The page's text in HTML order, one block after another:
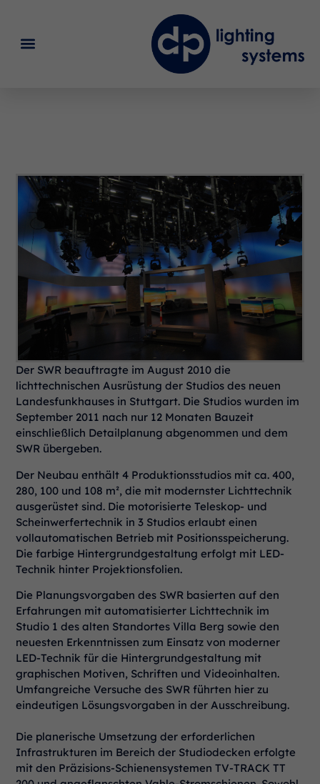
Der SWR beauftragte im August 2010 die
lichttechnischen Ausrüstung der Studios des neuen
Landesfunkhauses in Stuttgart. Die Studios wurden im
September 2011 nach nur 12 Monaten Bauzeit
einschließlich Detailplanung abgenommen und dem
SWR übergeben.
Der Neubau enthält 4 Produktionsstudios mit ca. 400,
280, 100 und 108 m², die mit modernster Lichttechnik
ausgerüstet sind. Die motorisierte Teleskop- und
Scheinwerfertechnik in 3 Studios erlaubt einen
vollautomatischen Betrieb mit Positionsspeicherung.
Die farbige Hintergrundgestaltung erfolgt mit LED-
Technik hinter Projektionsfolien.
Die Planungsvorgaben des SWR basierten auf den
Erfahrungen mit automatisierter Lichttechnik im
Studio 1 des alten Standortes Villa Berg sowie den
neuesten Erkenntnissen zum Einsatz von moderner
LED-Technik für die Hintergrundgestaltung mit
graphischen Motiven, Schriften und Videoinhalten.
Umfangreiche Versuche des SWR führten hier zu
eindeutigen Lösungsvorgaben in der Ausschreibung.
Die planerische Umsetzung der erforderlichen
Infrastrukturen im Bereich der Studiodecken erfolgte
mit den Präzisions-Schienensystemen TV-TRACK TT